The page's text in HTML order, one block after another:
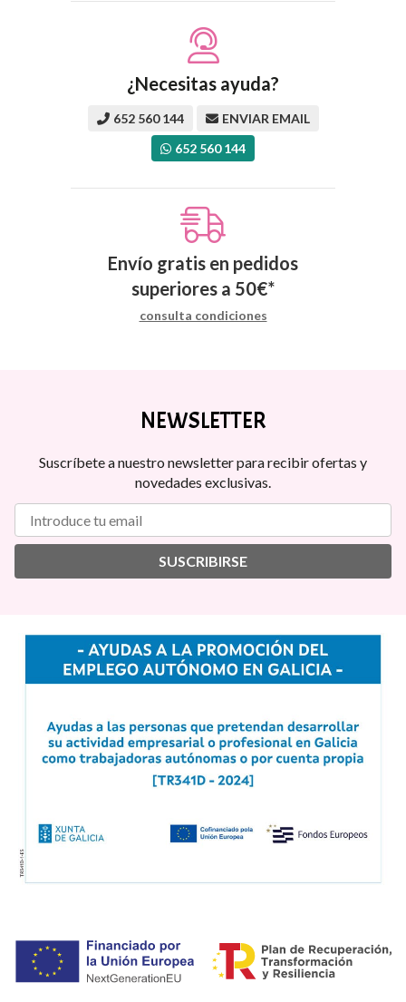
¿Necesitas ayuda?
652 560 144
ENVIAR EMAIL
652 560 144
Envío gratis en pedidos
superiores a 50€*
consulta condiciones
NEWSLETTER
Suscríbete a nuestro newsletter para recibir ofertas y
novedades exclusivas.
SUSCRIBIRSE